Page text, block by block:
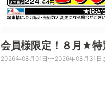
会員様限定！８月★特
2026年08月01日〜2026年08月31日